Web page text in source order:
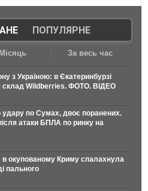
| ПОПУЛЯРНЕ
Місяць За весь час
з Україною: в Єкатеринбурзі
склад Wildberries. ФОТО. ВІДЕО
удару по Сумах, двоє поранених.
атаки БПЛА по ринку на
в окупованому Криму спалахнула
пального